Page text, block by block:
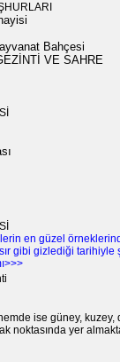
Bahçesi
VE SAHRE
en güzel
gibi gizlediği tarihiyle
ise güney, kuzey,
noktasında yer